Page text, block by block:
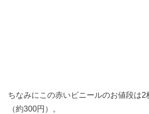
ちなみにこの赤いビニールのお値段は2
（約300円）。